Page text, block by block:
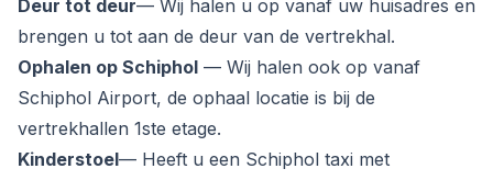
Deur tot deur— Wij halen u op vanaf uw huisadres en
brengen u tot aan de deur van de vertrekhal.
Ophalen op Schiphol — Wij halen ook op vanaf
Schiphol Airport, de ophaal locatie is bij de
vertrekhallen 1ste etage.
Kinderstoel— Heeft u een Schiphol taxi met